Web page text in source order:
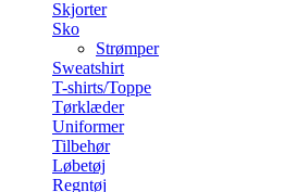
Skjorter
Sko
Strømper
Sweatshirt
T-shirts/Toppe
Tørklæder
Uniformer
Tilbehør
Løbetøj
Regntøj